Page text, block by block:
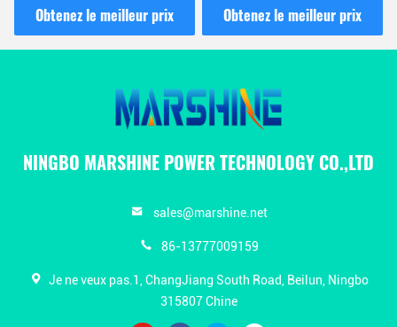
construction de lignes
aériennes
Obtenez le meilleur prix
travaux électriques
Obtenez le meilleur prix
NINGBO MARSHINE POWER TECHNOLOGY CO.,LTD
sales@marshine.net
86-13777009159
Je ne veux pas.1, ChangJiang South Road, Beilun, Ningbo
315807 Chine